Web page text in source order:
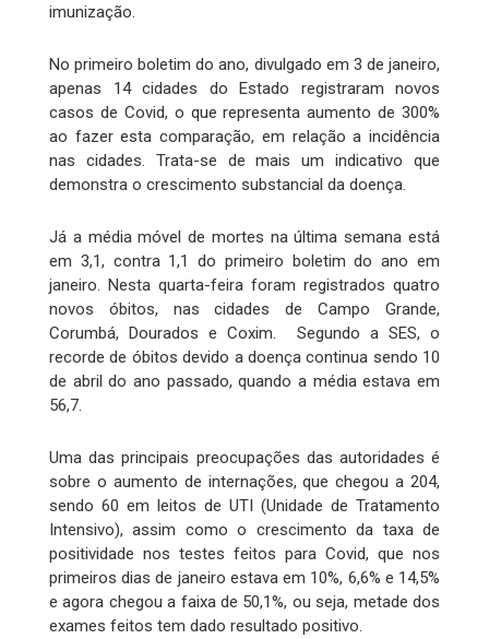
imunização.
No primeiro boletim do ano, divulgado em 3 de janeiro,
apenas 14 cidades do Estado registraram novos
casos de Covid, o que representa aumento de 300%
ao fazer esta comparação, em relação a incidência
nas cidades. Trata-se de mais um indicativo que
demonstra o crescimento substancial da doença.
Já a média móvel de mortes na última semana está
em 3,1, contra 1,1 do primeiro boletim do ano em
janeiro. Nesta quarta-feira foram registrados quatro
novos óbitos, nas cidades de Campo Grande,
Corumbá, Dourados e Coxim. Segundo a SES, o
recorde de óbitos devido a doença continua sendo 10
de abril do ano passado, quando a média estava em
56,7.
Uma das principais preocupações das autoridades é
sobre o aumento de internações, que chegou a 204,
sendo 60 em leitos de UTI (Unidade de Tratamento
Intensivo), assim como o crescimento da taxa de
positividade nos testes feitos para Covid, que nos
primeiros dias de janeiro estava em 10%, 6,6% e 14,5%
e agora chegou a faixa de 50,1%, ou seja, metade dos
exames feitos tem dado resultado positivo.